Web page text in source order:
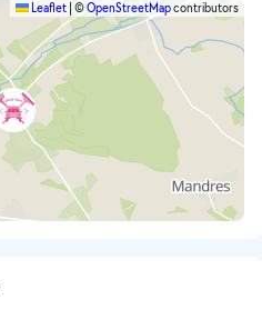
Leaflet ©OpenStreetMapcontributors